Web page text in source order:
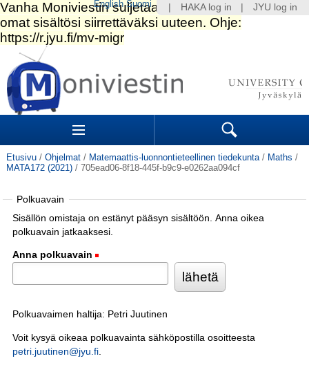
Siirry
sisältöön.
|
Siirry
navigointiin
Sections Search
Etusivu / Ohjelmat / Matemaattis-luonnontieteellinen tiedekunta / Maths /
MATA172 (2021) / 705ead06-8f18-445f-b9c9-e0262aa094cf
Polkuavain
Sisällön omistaja on estänyt pääsyn sisältöön. Anna oikea
polkuavain jatkaaksesi.
Anna polkuavain
Polkuavaimen haltija: Petri Juutinen
Voit kysyä oikeaa polkuavainta sähköpostilla osoitteesta
petri.juutinen@jyu.fi.
HAKA log in JYU log in
English Suomi